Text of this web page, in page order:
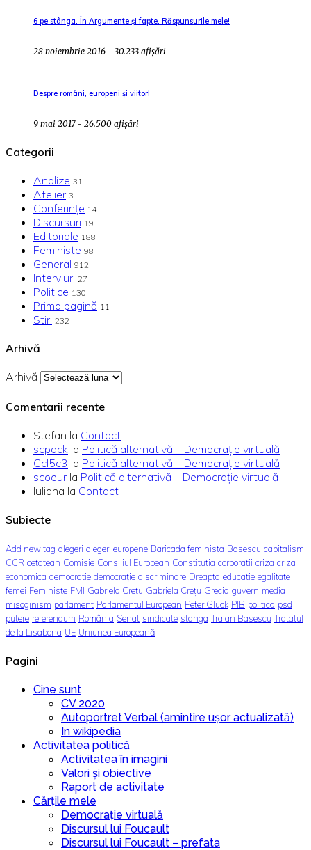
6 pe stânga. În Argumente și fapte. Răspunsurile mele!
28 noiembrie 2016 - 30.233 afișări
Despre români, europeni și viitor!
9 mai 2017 - 26.500 afișări
Categorii
Analize 31
Atelier 3
Conferințe 14
Discursuri 19
Editoriale 188
Feministe 98
General 912
Interviuri 27
Politice 130
Prima pagină 11
Stiri 232
Arhivă
Arhivă
Comentarii recente
Stefan la Contact
scpdck la Politică alternativă – Democraţie virtuală
Ccl5c3 la Politică alternativă – Democraţie virtuală
scoeur la Politică alternativă – Democraţie virtuală
Iuliana la Contact
Subiecte
Add new tag alegeri alegeri europene Baricada feminista Basescu capitalism
CCR cetatean Comisie Consiliul European Constitutia corporatii criza criza
economica democratie democrație discriminare Dreapta educatie egalitate
femei Feministe FMI Gabriela Cretu Gabriela Crețu Grecia guvern media
misoginism parlament Parlamentul European Peter Gluck PIB politica psd
putere referendum România Senat sindicate stanga Traian Basescu Tratatul
de la Lisabona UE Uniunea Europeană
Pagini
Cine sunt
CV 2020
Autoportret Verbal (amintire ușor actualizată)
In wikipedia
Activitatea politică
Activitatea în imagini
Valori și obiective
Raport de activitate
Cărțile mele
Democrație virtuală
Discursul lui Foucault
Discursul lui Foucault – prefata